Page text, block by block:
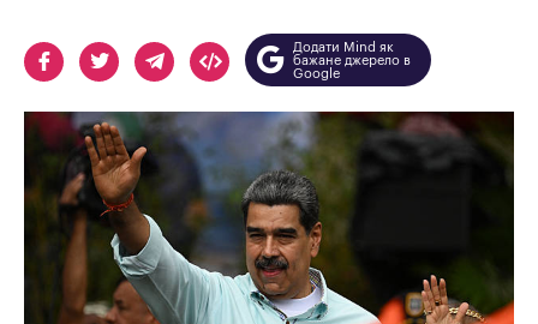
Додати Mind як
бажане джерело в
Google